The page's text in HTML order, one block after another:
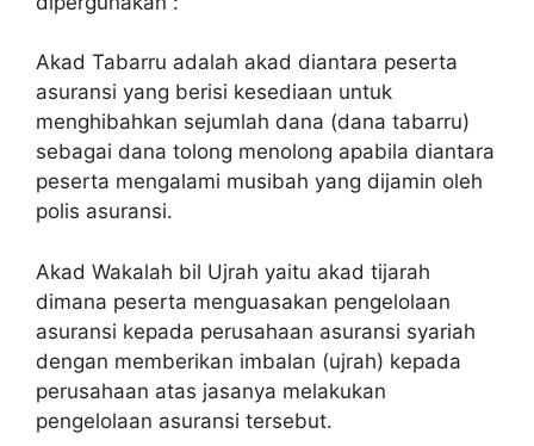
Akad Tabarru adalah akad diantara peserta
asuransi yang berisi kesediaan untuk
menghibahkan sejumlah dana (dana tabarru)
sebagai dana tolong menolong apabila diantara
peserta mengalami musibah yang dijamin oleh
polis asuransi.
Akad Wakalah bil Ujrah yaitu akad tijarah
dimana peserta menguasakan pengelolaan
asuransi kepada perusahaan asuransi syariah
dengan memberikan imbalan (ujrah) kepada
perusahaan atas jasanya melakukan
pengelolaan asuransi tersebut.